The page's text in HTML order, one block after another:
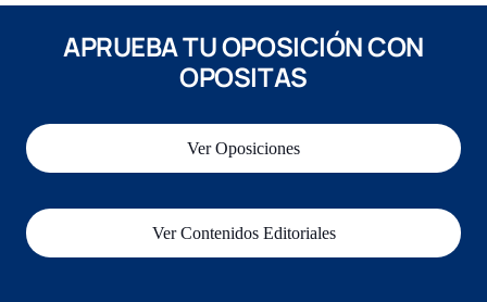
APRUEBA TU OPOSICIÓN CON
OPOSITAS
Ver Oposiciones
Ver Contenidos Editoriales